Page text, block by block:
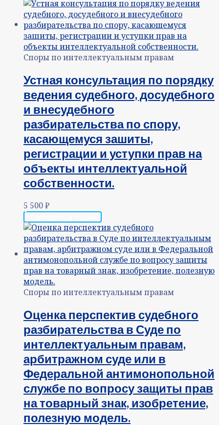
Споры по интеллектуальным правам
Устная консультация по порядку
ведения судебного, досудебного
и внесудебного
разбирательства по спору,
касающемуся зашиты,
регистрации и уступки прав на
объекты интеллектуальной
собственности.
5 500₽
Споры по интеллектуальным правам
Оценка перспектив судебного
разбирательства в Суде по
интеллектуальным правам,
арбитражном суде или в
Федеральной антимонопольной
службе по вопросу защиты прав
на товарный знак, изобретение,
полезную модель.